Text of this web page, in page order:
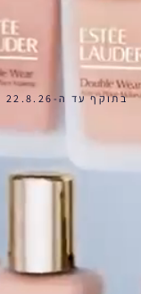
בתוקף עד ה-22.8.26 או עד גמר המלאי |